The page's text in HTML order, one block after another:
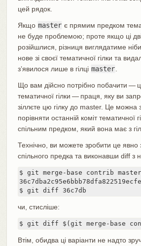
цей рядок.
Якщо master є прямим предком
не буде проблемою; проте якщо ці дві
розійшлися, різниця виглядатиме
нове зі своєї тематичної гілки та
зʼявилося лише в гілці master
Що вам дійсно потрібно побачити —
тематичної гілки — праця, яку ви
зіллєте цю гілку до master. Це можна
порівняти останній коміт тематичної
спільним предком, який вона має з
Технічно, ви можете зробити це явно
спільного предка та виконавши diff з
$ git merge-base contrib master
$ git diff 36c7db
чи, стисліше:
$ git diff $(git merge-base
Втім, обидва ці варіанти не надто